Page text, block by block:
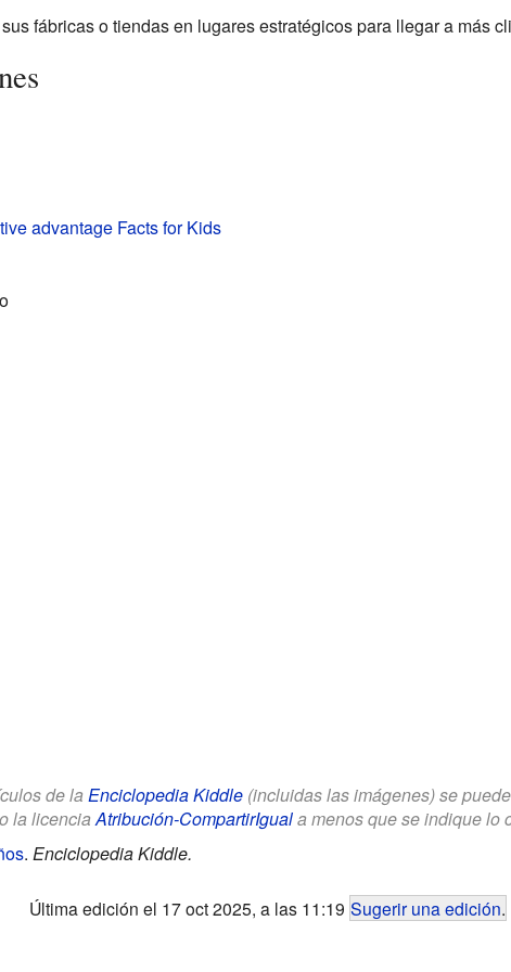
fábricas o tiendas en lugares estratégicos para llegar a más
advantage Facts for Kids
de la Enciclopedia Kiddle(incluidas las imágenes) se
la licenciaAtribución-CompartirIguala menos que se indique lo
. Enciclopedia Kiddle.
Última edición el 17 oct 2025, a las 11:19 Sugerir una edición.